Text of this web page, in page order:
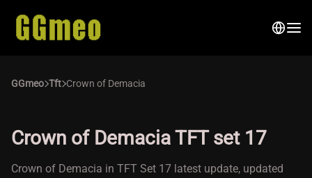
GGmeo Tft Crown of Demacia
Crown of Demacia TFT set 17
Crown of Demacia in TFT Set 17 latest update, updated